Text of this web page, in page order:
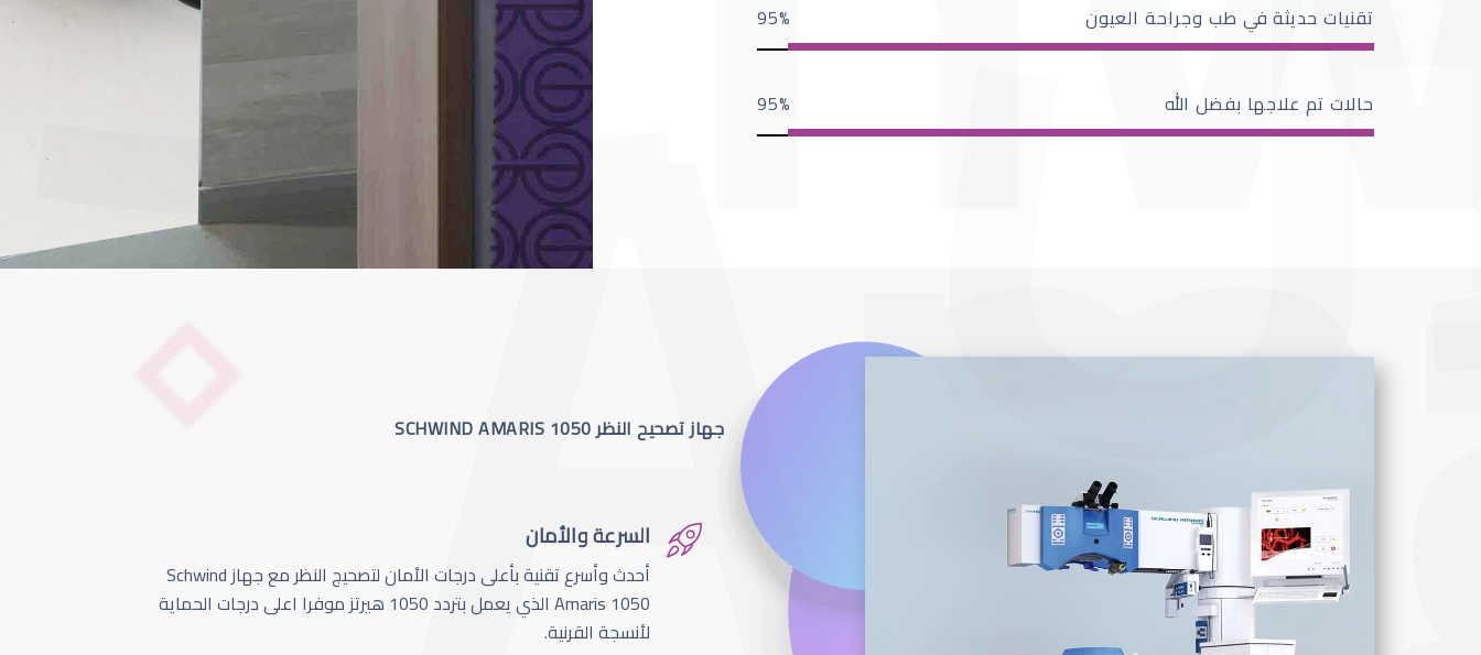
تقنيات حديثة في طب وجراحة العيون 95
حالات تم علاجها بفضل الله 95
جهاز تصحيح النظر SCHWIND AMARIS 1050
السرعة والأمان
أحدث وأسرع تقنية بأعلى درجات الأمان لتصحيج النظر مع جهاز Schwind
Amaris 1050 الذي يعمل بتردد 1050 هيرتز موفرا اعلى درجات الحماية
لأنسجة القرنية.